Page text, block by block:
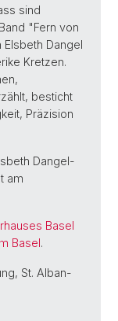
sind
"Fern von
Dangel
Kretzen.
besticht
Präzision
Dangel-
am
Basel
Basel.
St. Alban-